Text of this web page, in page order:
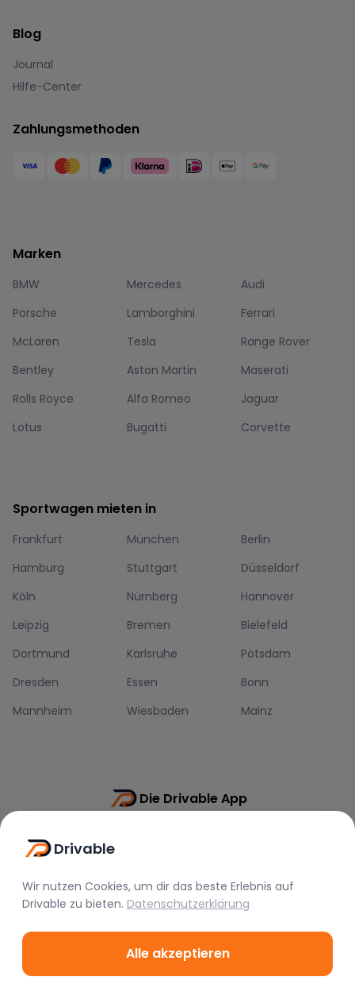
Blog
Journal
Hilfe-Center
Zahlungsmethoden
Marken
BMW Mercedes
Audi
Porsche
Lamborghini
Ferrari
McLaren
Tesla
Range Rover
Bentley
Aston Martin
Maserati
Rolls Royce
Alfa Romeo
Jaguar
Lotus
Bugatti Corvette
Sportwagen mieten in
Frankfurt München
Berlin
Hamburg
Stuttgart
Düsseldorf
Köln
Nürnberg
Hannover
Leipzig
Bremen
Bielefeld
Dortmund
Karlsruhe
Potsdam
Dresden
Essen
Bonn
Mannheim
Wiesbaden Mainz
Die Drivable App
©2026Drivable.Alle Rechte vorbehalten.
Drivable
Wir nutzen Cookies, um dir das beste Erlebnis auf
Drivable zu bieten. Datenschutzerklärung
Alle akzeptieren